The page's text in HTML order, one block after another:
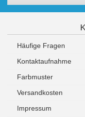
Häufige Fragen
Kontaktaufnahme
Farbmuster
Versandkosten
Impressum